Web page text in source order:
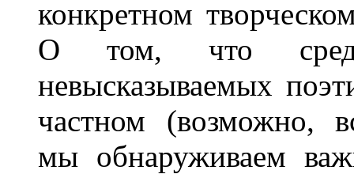
конкретном
О том, что
невысказываемых
частном (возможно,
мы обнаруживаем